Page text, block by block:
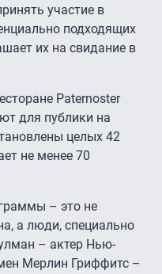
участие в
подходящих
их на свидание в
Paternoster
для публики на
целых 42
не менее 70
– это не
а люди, специально
– актер Нью-
Мерлин Гриффитс –